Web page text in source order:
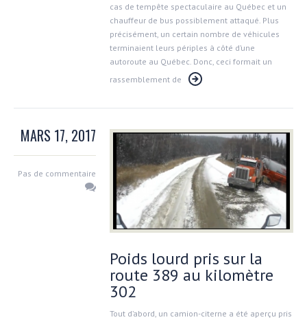
cas de tempête spectaculaire au Québec et un
chauffeur de bus possiblement attaqué. Plus
précisément, un certain nombre de véhicules
terminaient leurs périples à côté d’une
autoroute au Québec. Donc, ceci formait un
rassemblement de
MARS 17, 2017
Pas de commentaire
Poids lourd pris sur la
route 389 au kilomètre
302
Tout d’abord, un camion-citerne a été aperçu pris